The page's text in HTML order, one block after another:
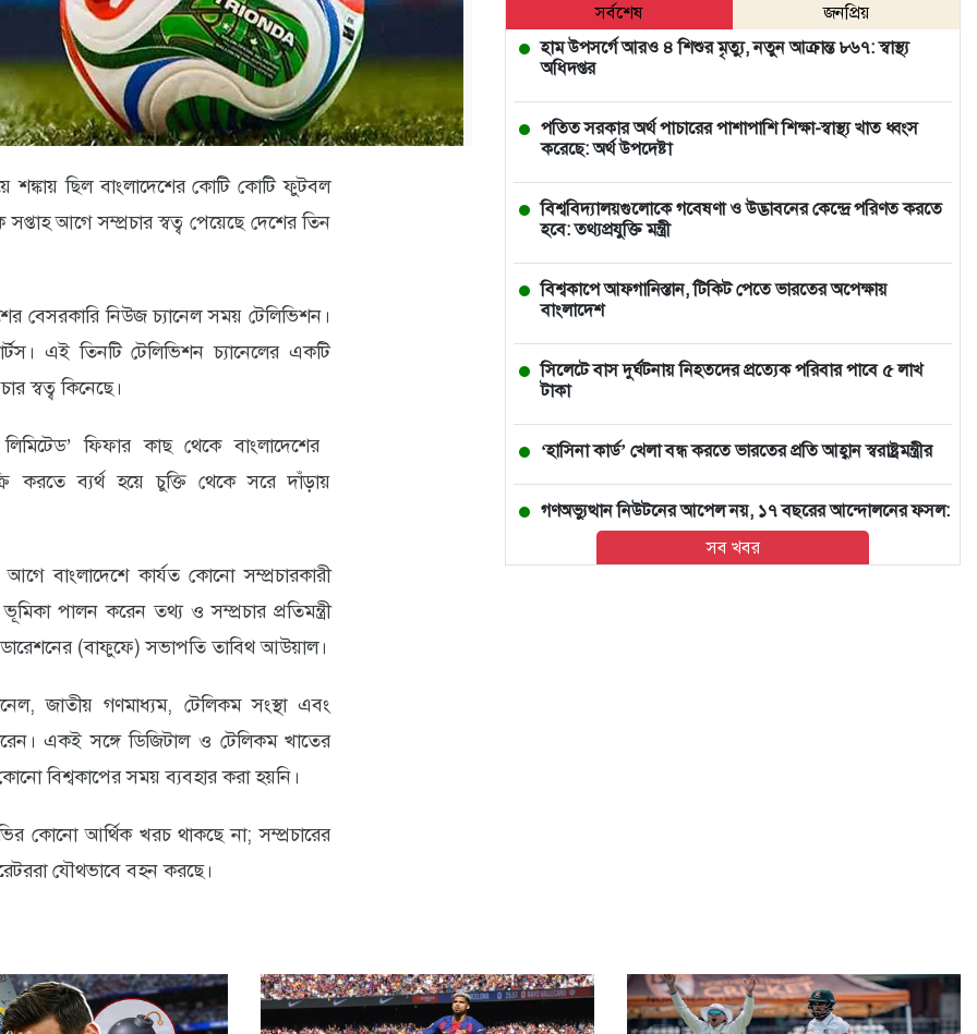
শঙ্কায় ছিল বাংলাদেশের কোটি কোটি ফুটবল
আগে সম্প্রচার স্বত্ব পেয়েছে দেশের তিন
বেসরকারি নিউজ চ্যানেল সময় টেলিভিশন।
এই তিনটি টেলিভিশন চ্যানেলের একটি
স্বত্ব কিনেছে।
লিমিটেড’ ফিফার কাছ থেকে বাংলাদেশের
করতে ব্যর্থ হয়ে চুক্তি থেকে সরে দাঁড়ায়
বাংলাদেশে কার্যত কোনো সম্প্রচারকারী
পালন করেন তথ্য ও সম্প্রচার প্রতিমন্ত্রী
(বাফুফে) সভাপতি তাবিথ আউয়াল।
জাতীয় গণমাধ্যম, টেলিকম সংস্থা এবং
একই সঙ্গে ডিজিটাল ও টেলিকম খাতের
বিশ্বকাপের সময় ব্যবহার করা হয়নি।
কোনো আর্থিক খরচ থাকছে না; সম্প্রচারের
যৌথভাবে বহন করছে।
সর্বশেষ
জনপ্রিয়
হাম উপসর্গে আরও ৪ শিশুর মৃত্যু, নতুন আক্রান্ত ৮৬৭: স্বাস্থ্য
অধিদপ্তর
পতিত সরকার অর্থ পাচারের পাশাপাশি শিক্ষা-স্বাস্থ্য খাত ধ্বংস
করেছে: অর্থ উপদেষ্টা
বিশ্ববিদ্যালয়গুলোকে গবেষণা ও উদ্ভাবনের কেন্দ্রে পরিণত করতে
হবে: তথ্যপ্রযুক্তি মন্ত্রী
বিশ্বকাপে আফগানিস্তান, টিকিট পেতে ভারতের অপেক্ষায়
বাংলাদেশ
সিলেটে বাস দুর্ঘটনায় নিহতদের প্রত্যেক পরিবার পাবে ৫ লাখ
টাকা
‘হাসিনা কার্ড’ খেলা বন্ধ করতে ভারতের প্রতি আহ্বান স্বরাষ্ট্রমন্ত্রীর
গণঅভ্যুত্থান নিউটনের আপেল নয়, ১৭ বছরের আন্দোলনের ফসল:
স্বরাষ্ট্রমন্ত্রী
আমিরের সঙ্গে
সব খবর